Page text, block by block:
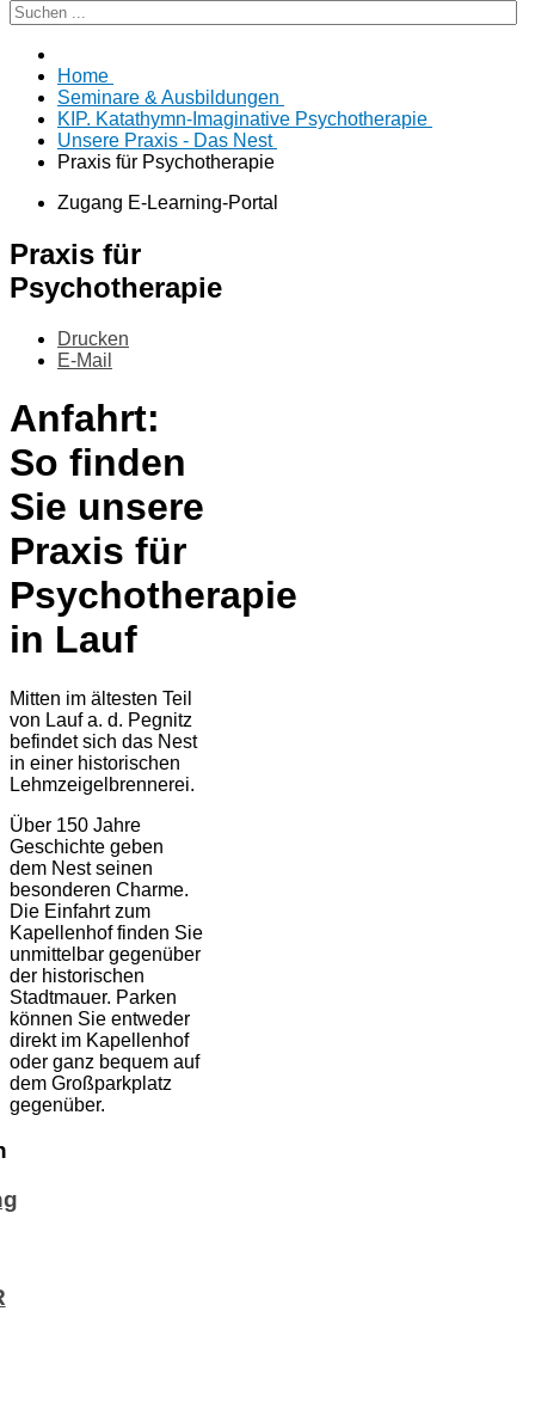
Home
Seminare & Ausbildungen
KIP. Katathymn-Imaginative Psychotherapie
Unsere Praxis - Das Nest
Praxis für Psychotherapie
Zugang E-Learning-Portal
Praxis für
Psychotherapie
Drucken
E-Mail
Anfahrt:
So finden
Sie unsere
Praxis für
Psychotherapie
in Lauf
Mitten im ältesten Teil
von Lauf a. d. Pegnitz
befindet sich das Nest
in einer historischen
Lehmzeigelbrennerei.
Über 150 Jahre
Geschichte geben
dem Nest seinen
besonderen Charme.
Die Einfahrt zum
Kapellenhof finden Sie
unmittelbar gegenüber
der historischen
Stadtmauer. Parken
können Sie entweder
direkt im Kapellenhof
oder ganz bequem auf
dem Großparkplatz
gegenüber.